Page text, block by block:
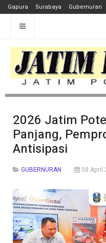
Gapura Surabaya Gubernuran
2026 Jatim
Panjang,
Antisipasi
GUBERNURAN 08 April